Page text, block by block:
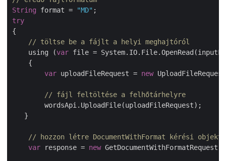
String format = "MD"
try
{
// töltse be a fájlt a helyi meghajtóról
    using (
var file =
    {
var uploadFileRequest = new
// fájl feltöltése a felhőtárhelyre
        wordsApi.UploadFile(uploadFileRequest);
   }
// hozzon létre DocumentWithFormat kérési
var response = new